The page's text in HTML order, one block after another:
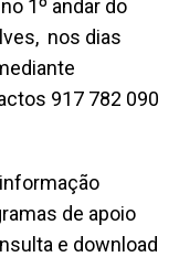
1º andar do
nos dias
917 782 090
de apoio
e download